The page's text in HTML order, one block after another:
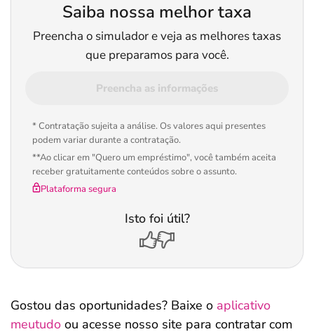
Saiba nossa melhor taxa
Preencha o simulador e veja as melhores taxas
que preparamos para você.
Preencha as informações
* Contratação sujeita a análise. Os valores aqui presentes
podem variar durante a contratação.
**Ao clicar em "Quero um empréstimo", você também aceita
receber gratuitamente conteúdos sobre o assunto.
Plataforma segura
Isto foi útil?
Gostou das oportunidades? Baixe o aplicativo
meutudo ou acesse nosso site para contratar com